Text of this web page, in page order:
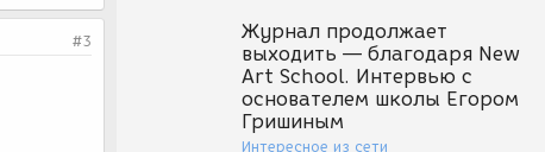
Журнал продолжает
выходить — благодаря New
Art School. Интервью с
основателем школы Егором
Гришиным
Интересное из сети
#3